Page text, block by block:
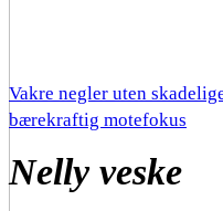
Vakre negler uten
bærekraftig motefokus
Nelly veske